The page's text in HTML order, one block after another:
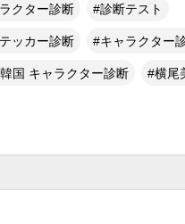
クター診断 診断テスト
ッカー診断 キャラクター
韓国 キャラクター診断 横尾